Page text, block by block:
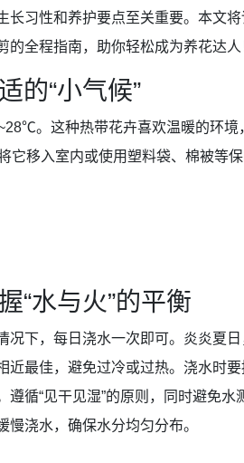
长习性和养护要点至关重要。本文
全程指南，助你轻松成为养花达人
的“小气候”
。这种热带花卉喜欢温暖的环境
移入室内或使用塑料袋、棉被等保
水与火”的平衡
况下，每日浇水一次即可。炎炎夏
近最佳，避免过冷或过热。浇水时
循“见干见湿”的原则，同时避免水
慢浇水，确保水分均匀分布。